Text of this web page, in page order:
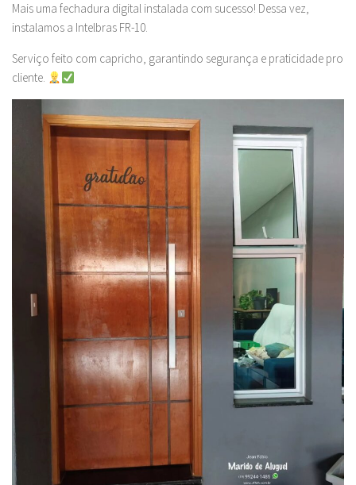
Mais uma fechadura digital instalada com sucesso! Dessa vez,
instalamos a Intelbras FR-10.
Serviço feito com capricho, garantindo segurança e praticidade pro
cliente.